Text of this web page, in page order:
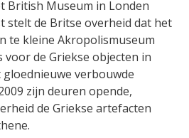
British Museum in Londen
stelt de Britse overheid dat het
te kleine Akropolismuseum
voor de Griekse objecten in
verbouwde
zijn deuren opende,
de Griekse artefacten